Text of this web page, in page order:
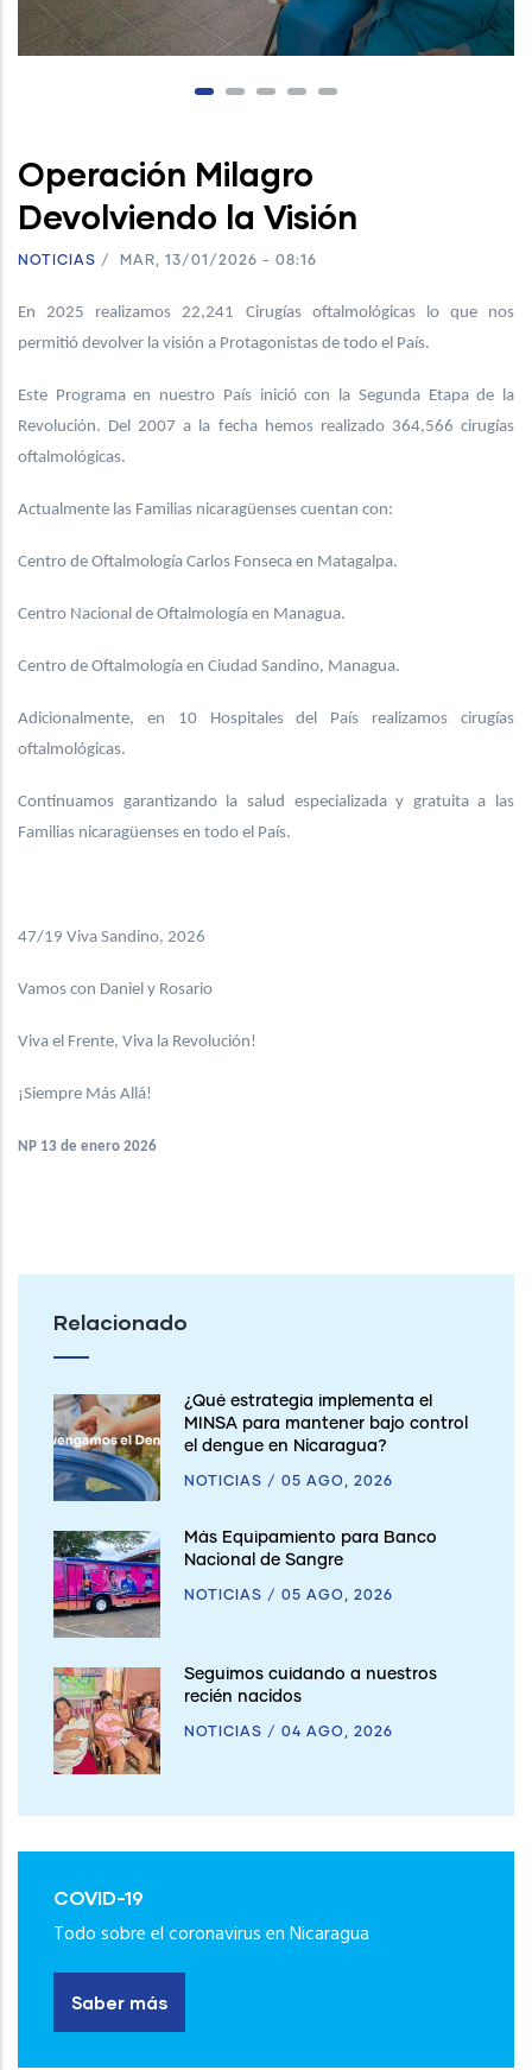
Operación Milagro
Devolviendo la Visión
NOTICIAS / MAR, 13/01/2026 - 08:16
En 2025 realizamos 22,241 Cirugías oftalmológicas lo que nos
permitió devolver la visión a Protagonistas de todo el País.
Este Programa en nuestro País inició con la Segunda Etapa de la
Revolución. Del 2007 a la fecha hemos realizado 364,566 cirugías
oftalmológicas.
Actualmente las Familias nicaragüenses cuentan con:
Centro de Oftalmología Carlos Fonseca en Matagalpa.
Centro Nacional de Oftalmología en Managua.
Centro de Oftalmología en Ciudad Sandino, Managua.
Adicionalmente, en 10 Hospitales del País realizamos cirugías
oftalmológicas.
Continuamos garantizando la salud especializada y gratuita a las
Familias nicaragüenses en todo el País.
47/19 Viva Sandino, 2026
Vamos con Daniel y Rosario
Viva el Frente, Viva la Revolución!
¡Siempre Más Allá!
NP 13 de enero 2026
Relacionado
¿Qué estrategia implementa el
MINSA para mantener bajo control
el dengue en Nicaragua?
NOTICIAS / 05 AGO, 2026
Más Equipamiento para Banco
Nacional de Sangre
NOTICIAS / 05 AGO, 2026
Seguimos cuidando a nuestros
recién nacidos
NOTICIAS / 04 AGO, 2026
COVID-19
Todo sobre el coronavirus en Nicaragua
Saber más